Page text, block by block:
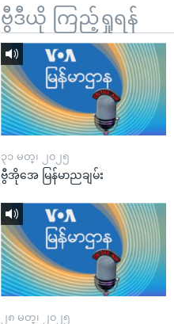
ဗွီဒီယို ကြည့်ရှုရန်
၃၁ မတ္၊ ၂၀၂၅
ဗွီအိုအေ မြန်မာညချမ်း
၂၈ မတ္၊ ၂၀၂၅